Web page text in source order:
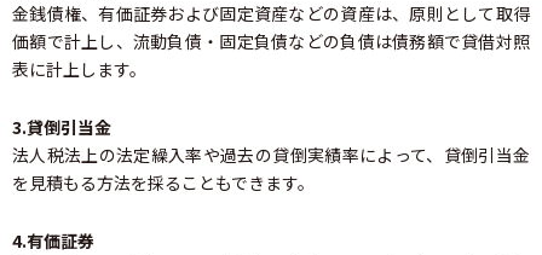
金銭債権、有価証券および固定資産などの資産は、原則として取得
価額で計上し、流動負債・固定負債などの負債は債務額で貸借対照
表に計上します。
3.貸倒引当金
法人税法上の法定繰入率や過去の貸倒実績率によって、貸倒引当金
を見積もる方法を採ることもできます。
4.有価証券